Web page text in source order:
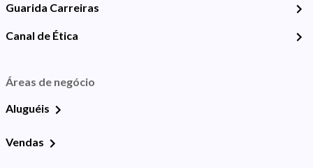
Guarida Carreiras
Canal de Ética
Áreas de negócio
Aluguéis
Vendas